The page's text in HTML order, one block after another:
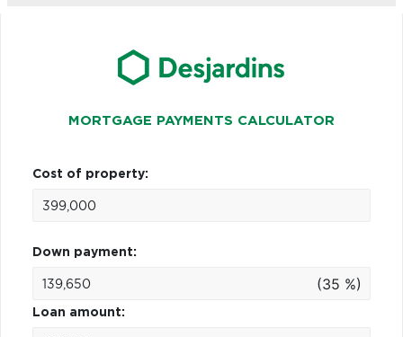
MORTGAGE PAYMENTS CALCULATOR
Cost of property:
Down payment:
(35 %)
Loan amount: